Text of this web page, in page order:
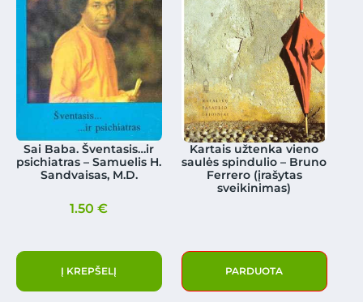
Sai Baba. Šventasis…ir
psichiatras – Samuelis H.
Sandvaisas, M.D.
1.50€
Į KREPŠELĮ
Kartais užtenka vieno
saulės spindulio – Bruno
Ferrero (įrašytas
sveikinimas)
PARDUOTA